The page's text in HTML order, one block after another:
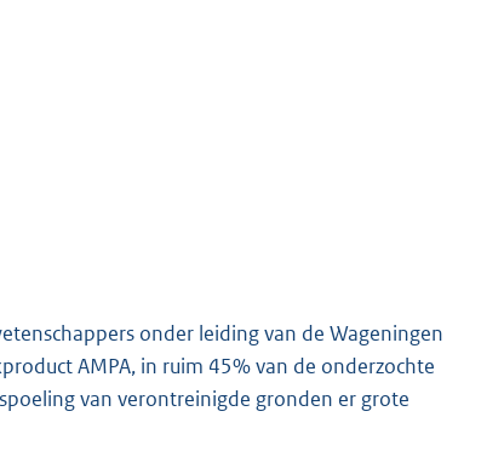
onder leiding van de Wageningen
AMPA, in ruim 45% van de onderzochte
van verontreinigde gronden er grote